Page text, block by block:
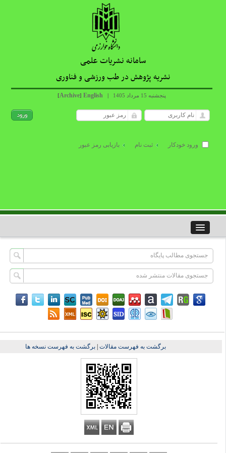
سامانه نشریات علمی
نشریه پژوهش در طب ورزشی و فناوری
پنجشنبه 15 مرداد 1405 |
English
[Archive]
ورود خودکار ثبت نام بازیابی رمز عبور
برگشت به فهرست مقالات|برگشت به فهرست نسخه ها